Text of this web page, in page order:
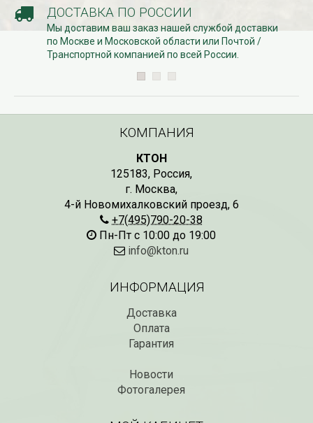
ДОСТАВКА ПО РОССИИ
Мы доставим ваш заказ нашей службой доставки
по Москве и Московской области или Почтой /
Транспортной компанией по всей России.
КОМПАНИЯ
КТОН
125183, Россия,
г. Москва,
4-й Новомихалковский проезд, 6
+7(495)790-20-38
Пн-Пт с 10:00 до 19:00
info@kton.ru
ИНФОРМАЦИЯ
Доставка
Оплата
Гарантия
Новости
Фотогалерея